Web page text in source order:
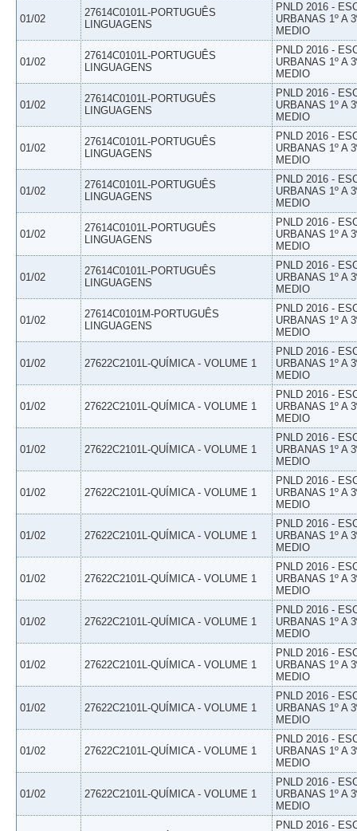
01/02
27614C0101L-PORTUGUÊS
LINGUAGENS
PNLD 2016 -
URBANAS 1º A
MEDIO
01/02
27614C0101L-PORTUGUÊS
LINGUAGENS
PNLD 2016 -
URBANAS 1º A
MEDIO
01/02
27614C0101L-PORTUGUÊS
LINGUAGENS
PNLD 2016 -
URBANAS 1º A
MEDIO
01/02
27614C0101L-PORTUGUÊS
LINGUAGENS
PNLD 2016 -
URBANAS 1º A
MEDIO
01/02
27614C0101L-PORTUGUÊS
LINGUAGENS
PNLD 2016 -
URBANAS 1º A
MEDIO
01/02
27614C0101L-PORTUGUÊS
LINGUAGENS
PNLD 2016 -
URBANAS 1º A
MEDIO
01/02
27614C0101L-PORTUGUÊS
LINGUAGENS
PNLD 2016 -
URBANAS 1º A
MEDIO
01/02
27614C0101M-PORTUGUÊS
LINGUAGENS
PNLD 2016 -
URBANAS 1º A
MEDIO
01/02 27622C2101L-QUÍMICA - VOLUME 1
PNLD 2016 -
URBANAS 1º A
MEDIO
01/02 27622C2101L-QUÍMICA - VOLUME 1
PNLD 2016 -
URBANAS 1º A
MEDIO
01/02 27622C2101L-QUÍMICA - VOLUME 1
PNLD 2016 -
URBANAS 1º A
MEDIO
01/02 27622C2101L-QUÍMICA - VOLUME 1
PNLD 2016 -
URBANAS 1º A
MEDIO
01/02 27622C2101L-QUÍMICA - VOLUME 1
PNLD 2016 -
URBANAS 1º A
MEDIO
01/02 27622C2101L-QUÍMICA - VOLUME 1
PNLD 2016 -
URBANAS 1º A
MEDIO
01/02 27622C2101L-QUÍMICA - VOLUME 1
PNLD 2016 -
URBANAS 1º A
MEDIO
01/02 27622C2101L-QUÍMICA - VOLUME 1
PNLD 2016 -
URBANAS 1º A
MEDIO
01/02 27622C2101L-QUÍMICA - VOLUME 1
PNLD 2016 -
URBANAS 1º A
MEDIO
01/02 27622C2101L-QUÍMICA - VOLUME 1
PNLD 2016 -
URBANAS 1º A
MEDIO
01/02 27622C2101L-QUÍMICA - VOLUME 1
PNLD 2016 -
URBANAS 1º A
MEDIO
PNLD 2016 -